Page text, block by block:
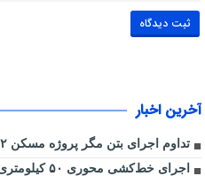
آخرین اخبار
تداوم اجرای بتن مگر پروژه مسکن ۱۹۲ واحدی شهرک یاغچیان
اجرای خط‌کشی محوری ۵۰ کیلومتری در معابر منطقه ۹ تبریز